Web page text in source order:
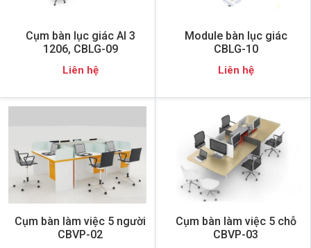
Cụm bàn lục giác AI 3
1206, CBLG-09
Liên hệ
Module bàn lục giác
CBLG-10
Liên hệ
Cụm bàn làm việc 5 người
CBVP-02
Cụm bàn làm việc 5 chỗ
CBVP-03